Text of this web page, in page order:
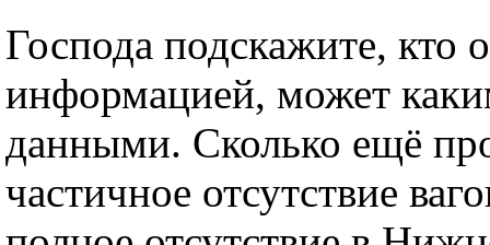
Господа подскажите, кто
информацией, может
данными. Сколько ещё
частичное отсутствие